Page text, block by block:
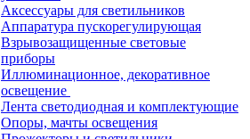
Аксессуары для светильников
Аппаратура пускорегулирующая
Взрывозащищенные световые
приборы
Иллюминационное, декоративное
освещение
Лента светодиодная и комплектующие
Опоры, мачты освещения